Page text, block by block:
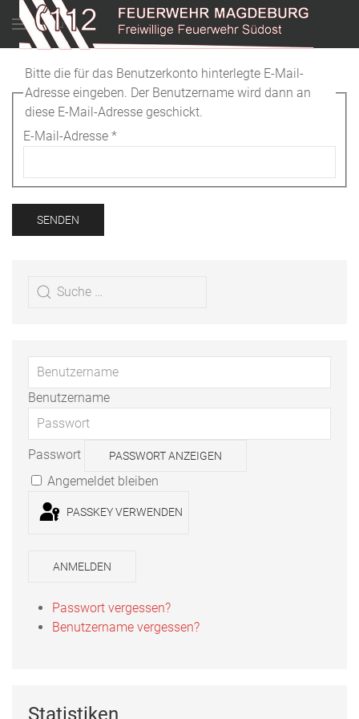
Menu
Bitte die für das Benutzerkonto hinterlegte E-Mail-
Adresse eingeben. Der Benutzername wird dann an
diese E-Mail-Adresse geschickt.
E-Mail-Adresse *
SENDEN
Benutzername
Passwort PASSWORT ANZEIGEN
Angemeldet bleiben
PASSKEY VERWENDEN
ANMELDEN
Passwort vergessen?
Benutzername vergessen?
Statistiken